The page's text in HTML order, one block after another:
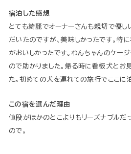
宿泊した感想
とても綺麗でオーナーさんも親切で優し
だいたのですが、美味しかったです。特
がおいしかったです。わんちゃんのケージ
ので助かりました。帰る時に看板犬とお
た。初めての犬を連れての旅行でここに
この宿を選んだ理由
値段がほかのとこよりもリーズナブルだ
ので。